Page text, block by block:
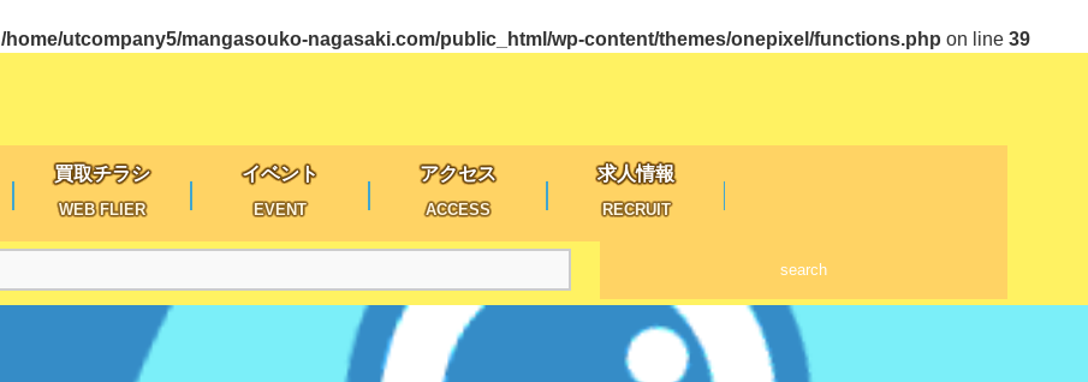
/home/utcompany5/mangasouko-nagasaki.com/public_html/wp-content/themes/onepixel/functions.php on line 39
買取チラシ
WEB FLIER
イベント
EVENT
アクセス
ACCESS
求人情報
RECRUIT
search